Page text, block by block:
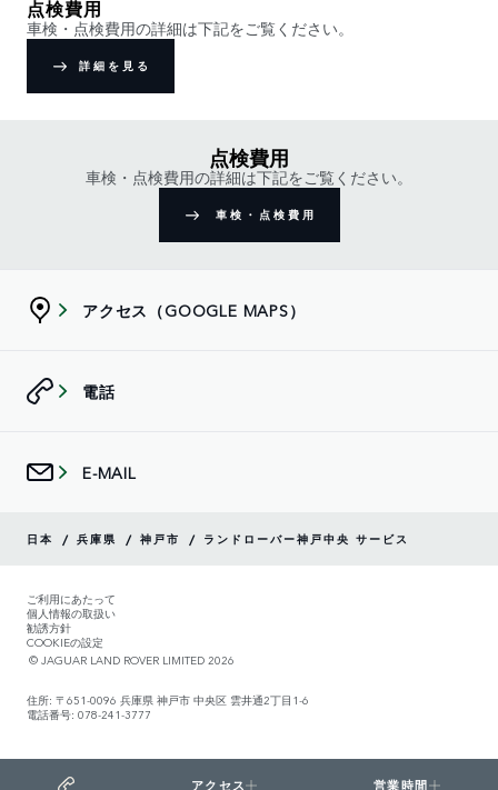
アクセス 営業時間
点検費用
車検・点検費用の詳細は下記をご覧ください。
詳細を見る
点検費用
車検・点検費用の詳細は下記をご覧ください。
車検・点検費用
アクセス（GOOGLE MAPS）
電話
E-MAIL
日本 / 兵庫県 / 神戸市 / ランドローバー神戸中央 サービス
ご利用にあたって
個人情報の取扱い
勧誘方針
COOKIEの設定
© JAGUAR LAND ROVER LIMITED 2026
住所: 〒651-0096 兵庫県 神戸市 中央区 雲井通2丁目1-6
電話番号: 078-241-3777